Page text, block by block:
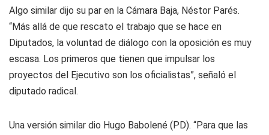
Algo similar dijo su par en la Cámara Baja, Néstor Parés.
“Más allá de que rescato el trabajo que se hace en
Diputados, la voluntad de diálogo con la oposición es muy
escasa. Los primeros que tienen que impulsar los
proyectos del Ejecutivo son los oficialistas”, señaló el
diputado radical.
Una versión similar dio Hugo Babolené (PD). “Para que las